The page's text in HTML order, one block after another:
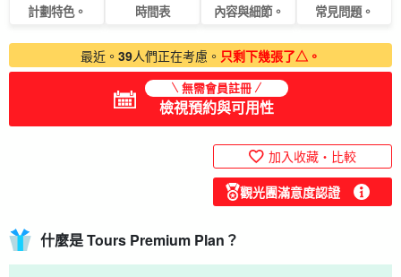
計劃特色。 時間表 內容與細節。 常見問題。
最近。 39人們正在考慮。 只剩下幾張了△。
無需會員註冊
檢視預約與可用性
加入收藏・比較
觀光團滿意度認證
什麼是 Tours Premium Plan？